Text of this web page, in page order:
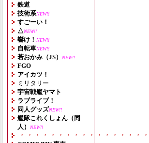
鉄道
技術系NEW!!
すごーい！
△NEW!!
響け！ NEW!!
自転車NEW!!
若おかみ（JS） NEW!!
FGO
アイカツ！
ミリタリー
宇宙戦艦ヤマト
ラブライブ！
同人グッズNEW!!
艦隊これくしょん（同
人）
NEW!!
・・・・・・・・・・・・・・・・・